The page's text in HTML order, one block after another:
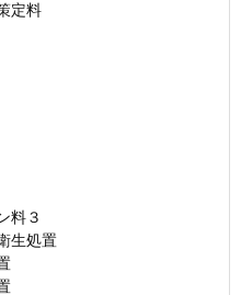
定料
料３
生処置